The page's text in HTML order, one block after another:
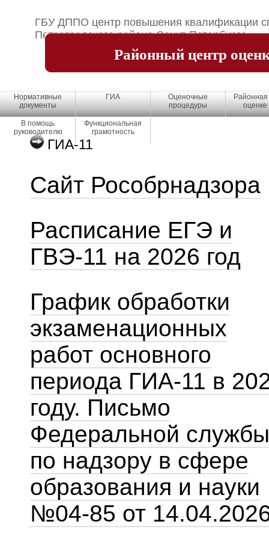
ГБУ ДППО центр повышения квалификации
Петроградского района Санкт-Петербурга
Районный центр
Нормативные
документы
ГИА
Оценочные
процедуры
оценке
В помощь
руководителю
Функциональная
грамотность
ГИА-11
Сайт Рособрнадзора
Расписание ЕГЭ и
ГВЭ-11 на 2026 год
График обработки
экзаменационных
работ основного
периода ГИА-11 в
году. Письмо
Федеральной службы
по надзору в сфере
образования и науки
№04-85 от